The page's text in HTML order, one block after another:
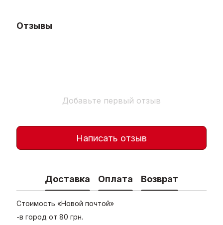
Отзывы
Добавьте первый отзыв
Написать отзыв
Доставка Оплата Возврат
Стоимость «Новой почтой»
-в город от 80 грн.